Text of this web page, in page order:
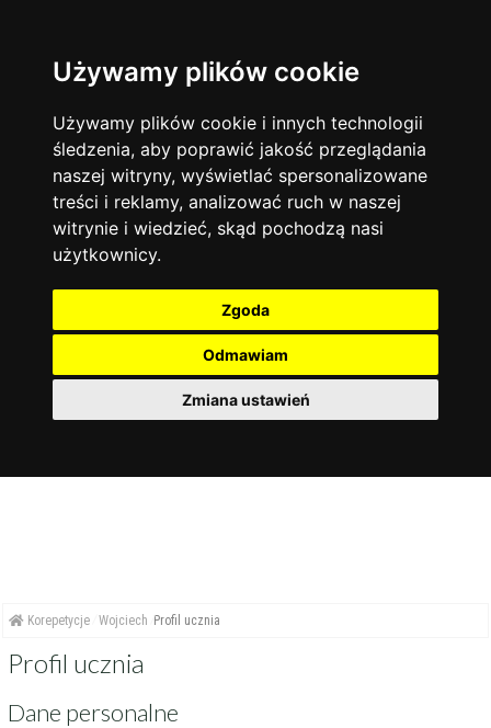
Używamy plików cookie
Używamy plików cookie i innych technologii
śledzenia, aby poprawić jakość przeglądania
naszej witryny, wyświetlać spersonalizowane
treści i reklamy, analizować ruch w naszej
witrynie i wiedzieć, skąd pochodzą nasi
użytkownicy.
Zgoda
Odmawiam
Zmiana ustawień
Język angielski 13744
Matematyka 12928
Chemia 4886
Język niemiecki 4307
Język polski 3426
Fizyka
Język francuski
Warszawa
Korepetycje
Online
14837
Kraków 7753
Wrocław
Łódź 3513
Gdańsk 2075
zakres dni
Wtorek
Środa
Czwartek
Piątek
Sobota
Niedziela
więcej filtrów Filtruj
Korepetycje Wojciech Profil ucznia
Profil ucznia
Dane personalne